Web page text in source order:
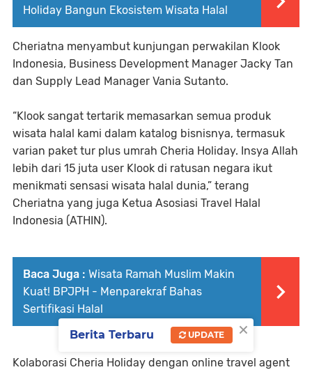
Holiday Bangun Ekosistem Wisata Halal
Cheriatna menyambut kunjungan perwakilan Klook
Indonesia, Business Development Manager Jacky Tan
dan Supply Lead Manager Vania Sutanto.
“Klook sangat tertarik memasarkan semua produk
wisata halal kami dalam katalog bisnisnya, termasuk
varian paket tur plus umrah Cheria Holiday. Insya Allah
lebih dari 15 juta user Klook di ratusan negara ikut
menikmati sensasi wisata halal dunia,” terang
Cheriatna yang juga Ketua Asosiasi Travel Halal
Indonesia (ATHIN).
Baca Juga : Wisata Ramah Muslim Makin
Kuat! BPJPH - Menparekraf Bahas
Sertifikasi Halal
Kolaborasi Cheria Holiday dengan online travel agent
×
Berita Terbaru UPDATE